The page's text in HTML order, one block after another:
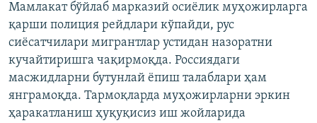
Мамлакат бўйлаб марказий осиёлик муҳожирларга
қарши полиция рейдлари кўпайди, рус
сиёсатчилари мигрантлар устидан назоратни
кучайтиришга чақирмоқда. Россиядаги
масжидларни бутунлай ёпиш талаблари ҳам
янграмоқда. Тармоқларда муҳожирларни эркин
ҳаракатланиш ҳуқуқисиз иш жойларида